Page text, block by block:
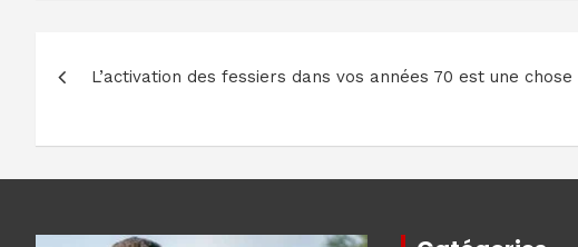
de
l’article
L’activation des fessiers dans vos années 70 est une chose